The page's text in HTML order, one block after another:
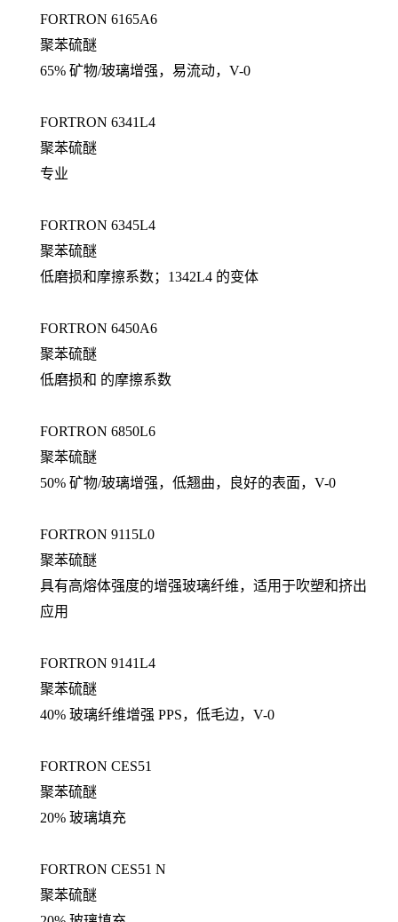
FORTRON 6165A6
聚苯硫醚
65% 矿物/玻璃增强，易流动，V-0
FORTRON 6341L4
聚苯硫醚
专业
FORTRON 6345L4
聚苯硫醚
低磨损和摩擦系数；1342L4 的变体
FORTRON 6450A6
聚苯硫醚
低磨损和 的摩擦系数
FORTRON 6850L6
聚苯硫醚
50% 矿物/玻璃增强，低翘曲，良好的表面，V-0
FORTRON 9115L0
聚苯硫醚
具有高熔体强度的增强玻璃纤维，适用于吹塑和挤出
应用
FORTRON 9141L4
聚苯硫醚
40% 玻璃纤维增强 PPS，低毛边，V-0
FORTRON CES51
聚苯硫醚
20% 玻璃填充
FORTRON CES51 N
聚苯硫醚